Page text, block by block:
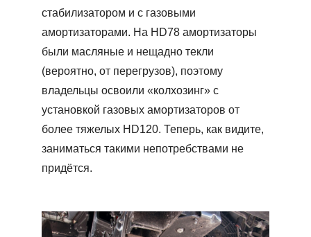
стабилизатором и с газовыми
амортизаторами. На HD78 амортизаторы
были масляные и нещадно текли
(вероятно, от перегрузов), поэтому
владельцы освоили «колхозинг» с
установкой газовых амортизаторов от
более тяжелых HD120. Теперь, как видите,
заниматься такими непотребствами не
придётся.